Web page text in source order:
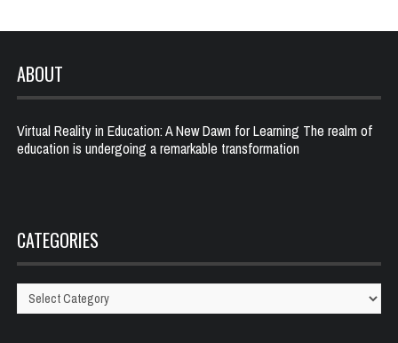
ABOUT
Virtual Reality in Education: A New Dawn for Learning The realm of
education is undergoing a remarkable transformation
CATEGORIES
Categories